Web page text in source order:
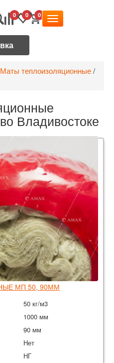
0 0 0
Маты теплоизоляционные/
Владивостоке
МП 50, 90ММ
50 кг/м3
1000 мм
90 мм
Нет
НГ